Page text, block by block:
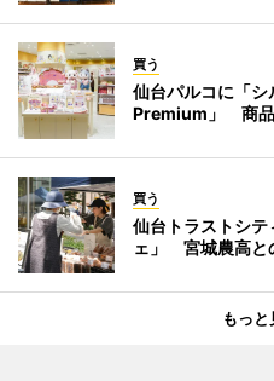
買う
仙台パルコに「
Premium」 商品
買う
仙台トラストシ
ェ」 宮城農高と
もっと